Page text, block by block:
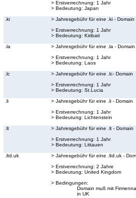
> Erstverrechnung: 1 Jahr
> Bedeutung: Japan
.ki
> Jahresgebühr für eine .ki - Domain
> Erstverrechnung: 1 Jahr
> Bedeutung: Kiribati
.la
> Jahresgebühr für eine .la - Domain
> Erstverrechnung: 1 Jahr
> Bedeutung: Laos
.lc
> Jahresgebühr für eine .lc- Domain
> Erstverrechnung: 1 Jahr
> Bedeutung: St.Lucia
.li
> Jahresgebühr für eine .li - Domain
> Erstverrechnung: 1 Jahr
> Bedeutung: Lichtenstein
.lt
> Jahresgebühr für eine .lt - Domain
> Erstverrechnung: 1 Jahr
> Bedeutung: Littauen
.ltd.uk
> Jahresgebühr für eine .ltd.uk -
> Erstverrechnung: 2 Jahre
> Bedeutung: United Kingdom
> Bedingungen:
Domain muß mit
in UK